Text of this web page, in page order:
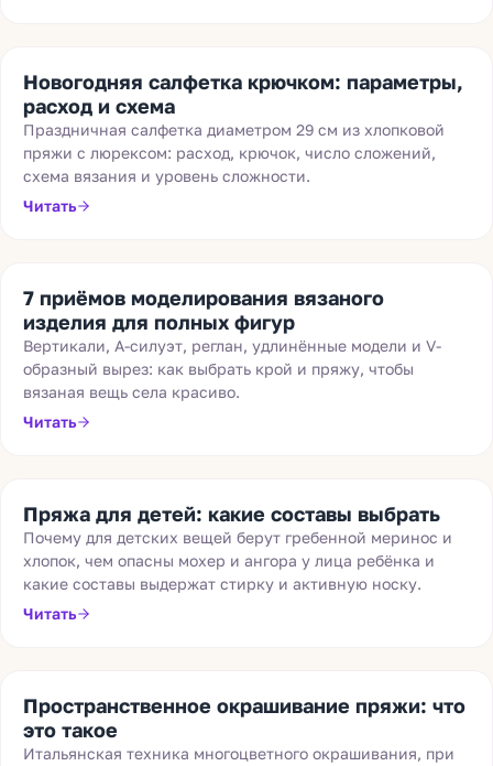
Новогодняя салфетка крючком: параметры,
расход и схема
Праздничная салфетка диаметром 29 см из хлопковой
пряжи с люрексом: расход, крючок, число сложений,
схема вязания и уровень сложности.
Читать
7 приёмов моделирования вязаного
изделия для полных фигур
Вертикали, А-силуэт, реглан, удлинённые модели и V-
образный вырез: как выбрать крой и пряжу, чтобы
вязаная вещь села красиво.
Читать
Пряжа для детей: какие составы выбрать
Почему для детских вещей берут гребенной меринос и
хлопок, чем опасны мохер и ангора у лица ребёнка и
какие составы выдержат стирку и активную носку.
Читать
Пространственное окрашивание пряжи: что
это такое
Итальянская техника многоцветного окрашивания, при